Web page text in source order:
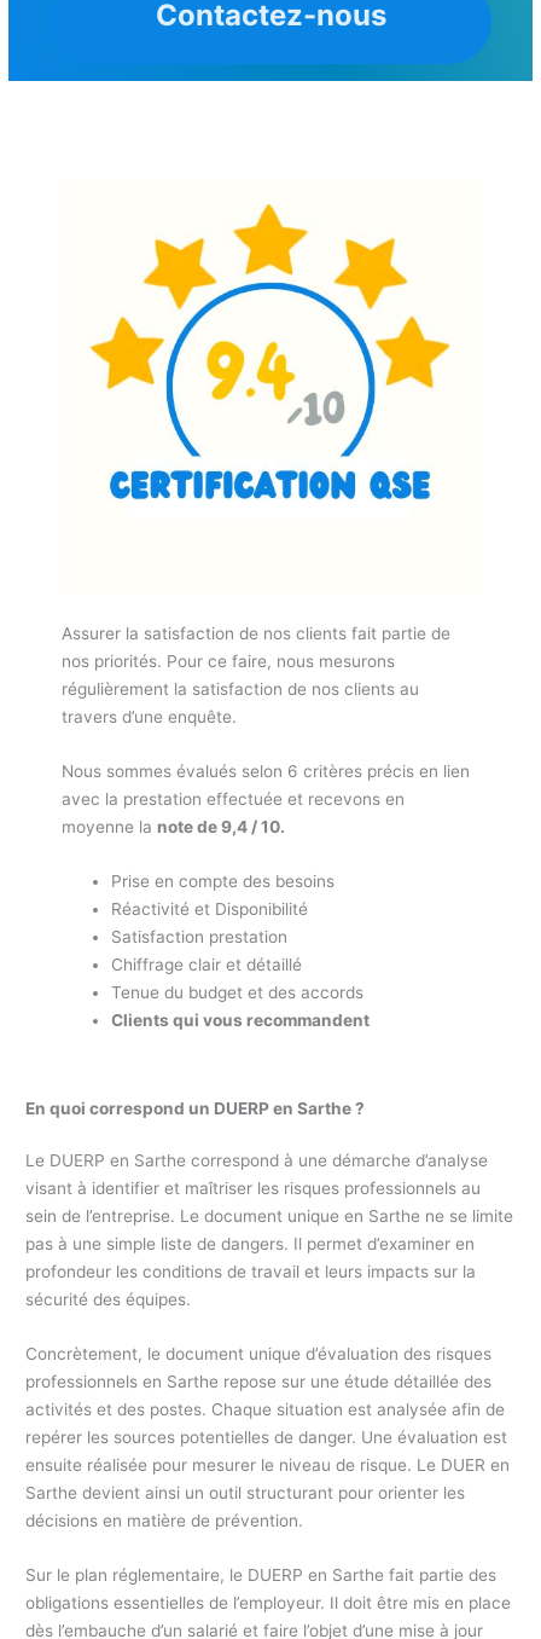
Contactez-nous
Assurer la satisfaction de nos clients fait partie de
nos priorités. Pour ce faire, nous mesurons
régulièrement la satisfaction de nos clients au
travers d’une enquête.
Nous sommes évalués selon 6 critères précis en lien
avec la prestation effectuée et recevons en
moyenne la note de 9,4 / 10.
Prise en compte des besoins
Réactivité et Disponibilité
Satisfaction prestation
Chiffrage clair et détaillé
Tenue du budget et des accords
Clients qui vous recommandent
En quoi correspond un DUERP en Sarthe ?
Le DUERP en Sarthe correspond à une démarche d’analyse
visant à identifier et maîtriser les risques professionnels au
sein de l’entreprise. Le document unique en Sarthe ne se limite
pas à une simple liste de dangers. Il permet d’examiner en
profondeur les conditions de travail et leurs impacts sur la
sécurité des équipes.
Concrètement, le document unique d’évaluation des risques
professionnels en Sarthe repose sur une étude détaillée des
activités et des postes. Chaque situation est analysée afin de
repérer les sources potentielles de danger. Une évaluation est
ensuite réalisée pour mesurer le niveau de risque. Le DUER en
Sarthe devient ainsi un outil structurant pour orienter les
décisions en matière de prévention.
Sur le plan réglementaire, le DUERP en Sarthe fait partie des
obligations essentielles de l’employeur. Il doit être mis en place
dès l’embauche d’un salarié et faire l’objet d’une mise à jour